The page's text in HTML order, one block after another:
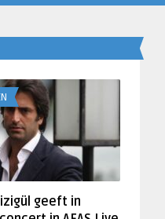
geeft in